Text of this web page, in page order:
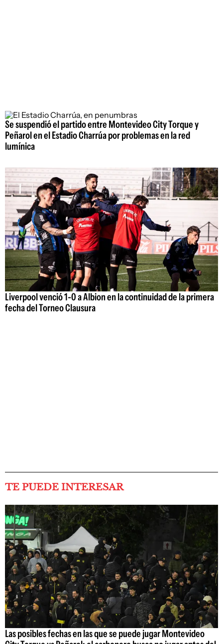
Se suspendió el partido entre Montevideo City Torque y
Peñarol en el Estadio Charrúa por problemas en la red
lumínica
Liverpool venció 1-0 a Albion en la continuidad de la primera
fecha del Torneo Clausura
TE PUEDE INTERESAR
Las posibles fechas en las que se puede jugar Montevideo